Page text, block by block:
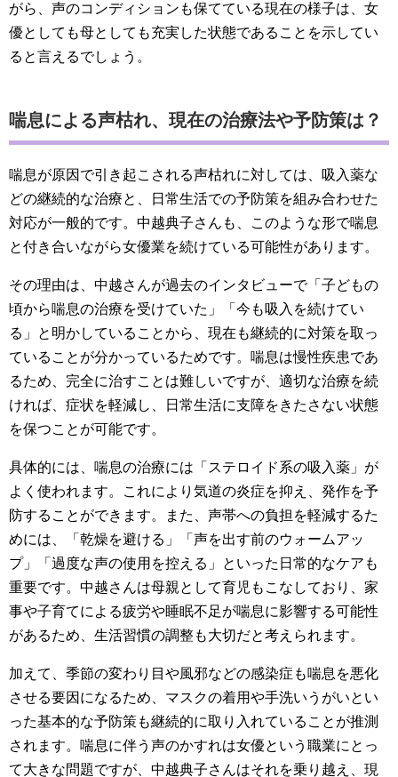
がら、声のコンディションも保てている現在の様子は、女
優としても母としても充実した状態であることを示してい
ると言えるでしょう。
喘息による声枯れ、現在の治療法や予防策は？
喘息が原因で引き起こされる声枯れに対しては、吸入薬な
どの継続的な治療と、日常生活での予防策を組み合わせた
対応が一般的です。中越典子さんも、このような形で喘息
と付き合いながら女優業を続けている可能性があります。
その理由は、中越さんが過去のインタビューで「子どもの
頃から喘息の治療を受けていた」「今も吸入を続けてい
る」と明かしていることから、現在も継続的に対策を取っ
ていることが分かっているためです。喘息は慢性疾患であ
るため、完全に治すことは難しいですが、適切な治療を続
ければ、症状を軽減し、日常生活に支障をきたさない状態
を保つことが可能です。
具体的には、喘息の治療には「ステロイド系の吸入薬」が
よく使われます。これにより気道の炎症を抑え、発作を予
防することができます。また、声帯への負担を軽減するた
めには、「乾燥を避ける」「声を出す前のウォームアッ
プ」「過度な声の使用を控える」といった日常的なケアも
重要です。中越さんは母親として育児もこなしており、家
事や子育てによる疲労や睡眠不足が喘息に影響する可能性
があるため、生活習慣の調整も大切だと考えられます。
加えて、季節の変わり目や風邪などの感染症も喘息を悪化
させる要因になるため、マスクの着用や手洗いうがいとい
った基本的な予防策も継続的に取り入れていることが推測
されます。喘息に伴う声のかすれは女優という職業にとっ
て大きな問題ですが、中越典子さんはそれを乗り越え、現